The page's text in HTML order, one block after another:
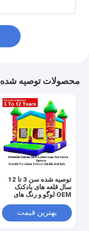
محصولات توصیه شده
توصیه شده سن 3 تا 12
سال قلعه های بادکنک
OEM لوگو و رنگ های
مناسب برای فضای باز
داخلی دوامدار و امن
بهترین قیمت